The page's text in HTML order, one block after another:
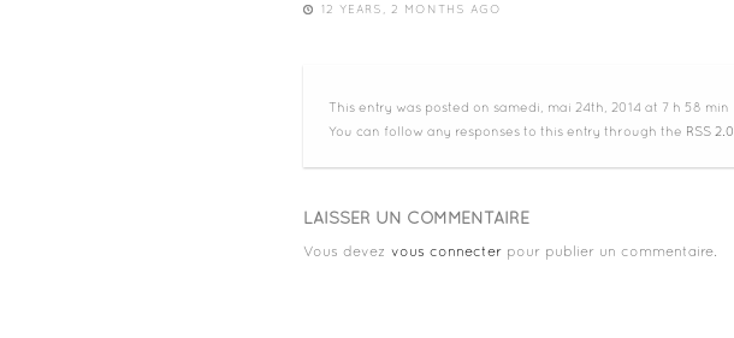
12 YEARS, 2 MONTHS AGO
This entry was posted on samedi, mai 24th, 2014 at 7 h 58 min
You can follow any responses to this entry through the RSS 2.0
LAISSER UN COMMENTAIRE
Vous devez vous connecter pour publier un commentaire.